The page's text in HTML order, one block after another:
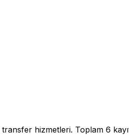
transfer hizmetleri. Toplam 6